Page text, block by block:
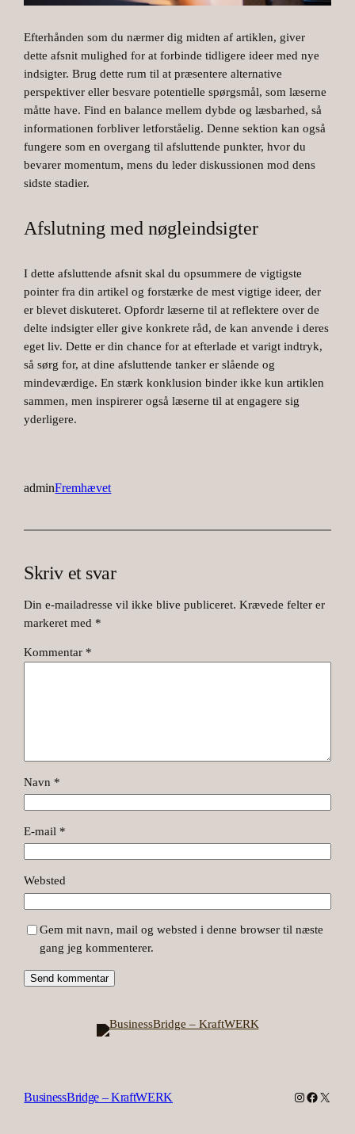
Efterhånden som du nærmer dig midten af artiklen, giver
dette afsnit mulighed for at forbinde tidligere ideer med nye
indsigter. Brug dette rum til at præsentere alternative
perspektiver eller besvare potentielle spørgsmål, som læserne
måtte have. Find en balance mellem dybde og læsbarhed, så
informationen forbliver letforståelig. Denne sektion kan også
fungere som en overgang til afsluttende punkter, hvor du
bevarer momentum, mens du leder diskussionen mod dens
sidste stadier.
Afslutning med nøgleindsigter
I dette afsluttende afsnit skal du opsummere de vigtigste
pointer fra din artikel og forstærke de mest vigtige ideer, der
er blevet diskuteret. Opfordr læserne til at reflektere over de
delte indsigter eller give konkrete råd, de kan anvende i deres
eget liv. Dette er din chance for at efterlade et varigt indtryk,
så sørg for, at dine afsluttende tanker er slående og
mindeværdige. En stærk konklusion binder ikke kun artiklen
sammen, men inspirerer også læserne til at engagere sig
yderligere.
adminFremhævet
Skriv et svar
Din e-mailadresse vil ikke blive publiceret. Krævede felter er
markeret med *
Kommentar *
Navn *
E-mail *
Websted
Gem mit navn, mail og websted i denne browser til næste
gang jeg kommenterer.
BusinessBridge – KraftWERK Instagram
Facebook
X